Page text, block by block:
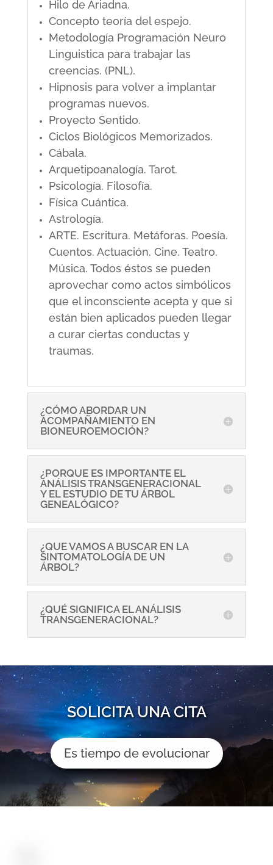
Hilo de Ariadna.
Concepto teoría del espejo.
Metodología Programación Neuro
Linguistica para trabajar las
creencias. (PNL).
Hipnosis para volver a implantar
programas nuevos.
Proyecto Sentido.
Ciclos Biológicos Memorizados.
Cábala.
Arquetipoanalogía. Tarot.
Psicología. Filosofía.
Física Cuántica.
Astrología.
ARTE. Escritura. Metáforas. Poesía.
Cuentos. Actuación. Cine. Teatro.
Música. Todos éstos se pueden
aprovechar como actos simbólicos
que el inconsciente acepta y que si
están bien aplicados pueden llegar
a curar ciertas conductas y
traumas.
¿CÓMO ABORDAR UN
ACOMPAÑAMIENTO EN
BIONEUROEMOCIÓN?
¿PORQUE ES IMPORTANTE EL
ANÁLISIS TRANSGENERACIONAL
Y EL ESTUDIO DE TU ÁRBOL
GENEALÓGICO?
¿QUE VAMOS A BUSCAR EN LA
SINTOMATOLOGÍA DE UN
ÁRBOL?
¿QUÉ SIGNIFICA EL ANÁLISIS
TRANSGENERACIONAL?
SOLICITA UNA CITA
Es tiempo de evolucionar